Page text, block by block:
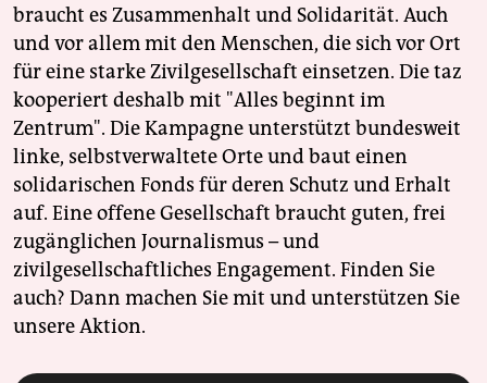
braucht es Zusammenhalt und Solidarität. Auch
und vor allem mit den Menschen, die sich vor Ort
für eine starke Zivilgesellschaft einsetzen. Die taz
kooperiert deshalb mit "Alles beginnt im
Zentrum". Die Kampagne unterstützt bundesweit
linke, selbstverwaltete Orte und baut einen
solidarischen Fonds für deren Schutz und Erhalt
auf. Eine offene Gesellschaft braucht guten, frei
zugänglichen Journalismus – und
zivilgesellschaftliches Engagement. Finden Sie
auch? Dann machen Sie mit und unterstützen Sie
unsere Aktion.